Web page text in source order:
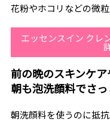
花粉やホコリなどの微
エッセンスイン クレ
前の晩のスキンケ
朝も泡洗顔料でさ
朝洗顔料を使うのに抵